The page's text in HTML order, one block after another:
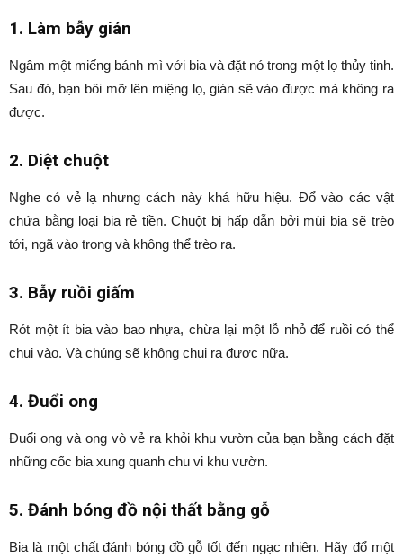
1. Làm bẫy gián
Ngâm một miếng bánh mì với bia và đặt nó trong một lọ thủy tinh.
Sau đó, bạn bôi mỡ lên miệng lọ, gián sẽ vào được mà không ra
được.
2. Diệt chuột
Nghe có vẻ lạ nhưng cách này khá hữu hiệu. Đổ vào các vật
chứa bằng loại bia rẻ tiền. Chuột bị hấp dẫn bởi mùi bia sẽ trèo
tới, ngã vào trong và không thể trèo ra.
3. Bẫy ruồi giấm
Rót một ít bia vào bao nhựa, chừa lại một lỗ nhỏ để ruồi có thể
chui vào. Và chúng sẽ không chui ra được nữa.
4. Đuổi ong
Đuổi ong và ong vò vẻ ra khỏi khu vườn của bạn bằng cách đặt
những cốc bia xung quanh chu vi khu vườn.
5. Đánh bóng đồ nội thất bằng gỗ
Bia là một chất đánh bóng đồ gỗ tốt đến ngạc nhiên. Hãy đổ một